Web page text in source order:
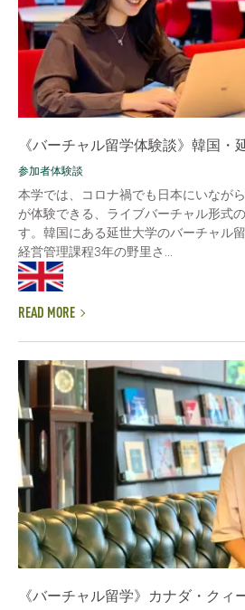
《バーチャル留学体験談》韓国・
参加者体験談
本学では、コロナ禍でも日本にいなが
が体験できる、ライブバーチャル形式
す。韓国にある延世大学のバーチャル
経営管理課程3年の野里さ...
READ MORE
《バーチャル留学》カナダ・クィ